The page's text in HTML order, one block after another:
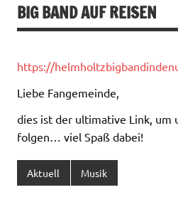
BIG BAND AUF REISEN
https://
Liebe Fangemeinde,
dies ist der ultimative Link, um
folgen… viel Spaß dabei!
Aktuell Musik